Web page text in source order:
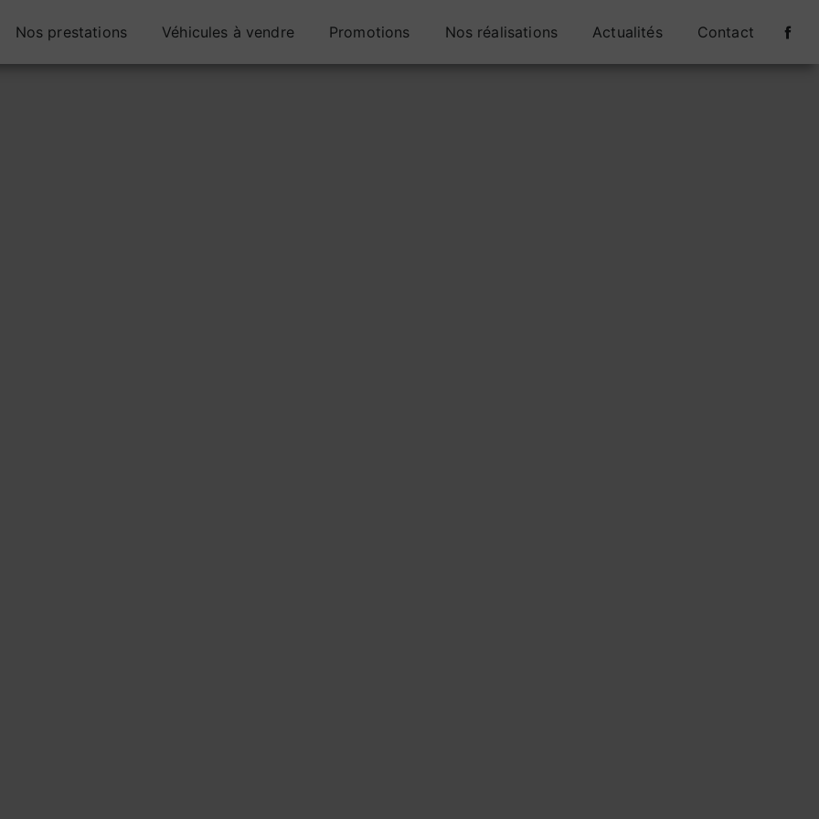
Nos prestations Véhicules à vendre Promotions Nos réalisations Actualités Contact